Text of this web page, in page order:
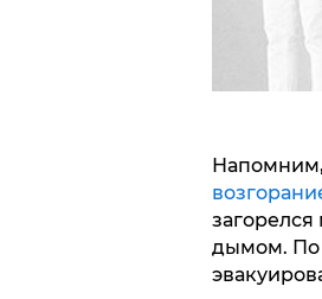
загорелся
дымом. По